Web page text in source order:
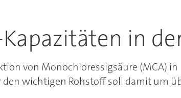
in
von Monochloressigsäure (MCA)
wichtigen Rohstoff soll damit um